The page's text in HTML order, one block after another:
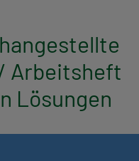
Arbeitsheft
Lösungen